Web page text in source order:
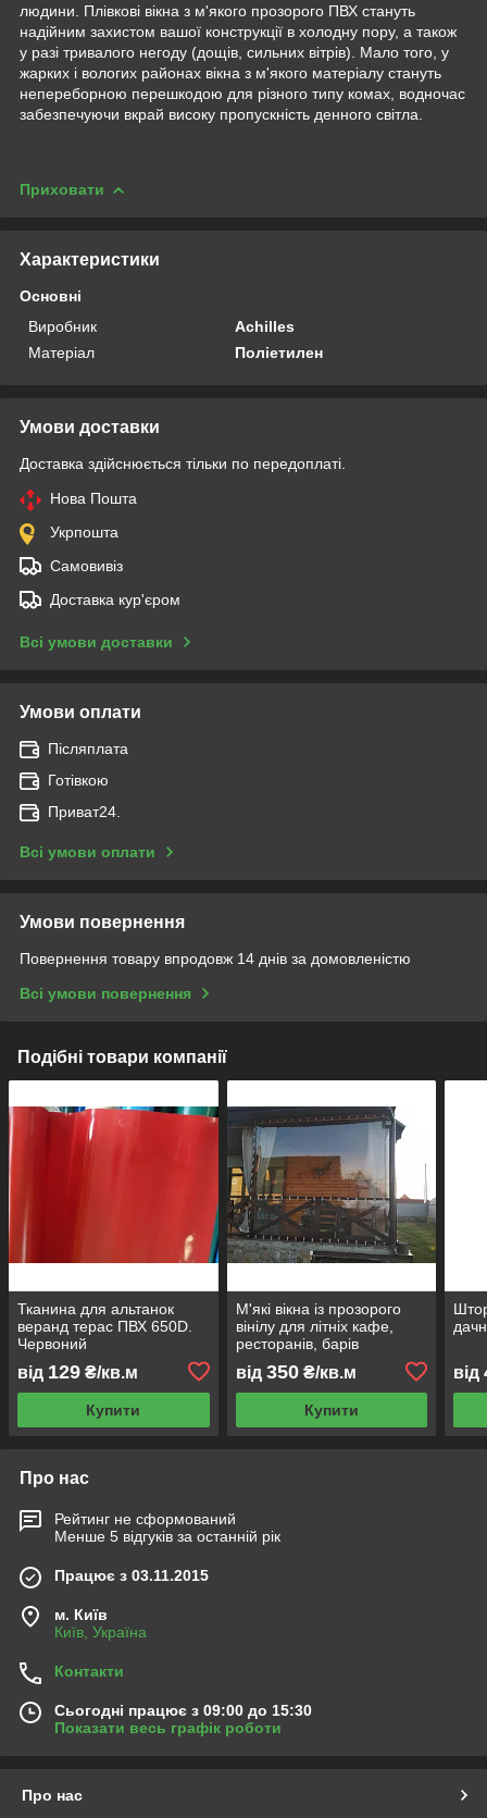
людини. Плівкові вікна з м'якого прозорого ПВХ стануть
надійним захистом вашої конструкції в холодну пору, а також
у разі тривалого негоду (дощів, сильних вітрів). Мало того, у
жарких і вологих районах вікна з м'якого матеріалу стануть
непереборною перешкодою для різного типу комах, водночас
забезпечуючи вкрай високу пропускність денного світла.
Приховати
Характеристики
Основні
Виробник
Achilles
Матеріал
Поліетилен
Умови доставки
Доставка здійснюється тільки по передоплаті.
Нова Пошта
Укрпошта
Самовивіз
Доставка кур'єром
Всі умови доставки
Умови оплати
Післяплата
Готівкою
Приват24.
Всі умови оплати
Умови повернення
Повернення товару впродовж 14 днів за домовленістю
Всі умови повернення
Подібні товари компанії
Тканина для альтанок
веранд терас ПВХ 650D.
Червоний
від 129 ₴/кв.м
Купити
М'які вікна із прозорого
вінілу для літніх кафе,
ресторанів, барів
від 350₴/кв.м
Купити
від
Про нас
Рейтинг не сформований
Менше 5 відгуків за останній рік
Працює з 03.11.2015
м. Київ
Київ, Україна
Контакти
Сьогодні працює з 09:00 до 15:30
Показати весь графік роботи
Про нас